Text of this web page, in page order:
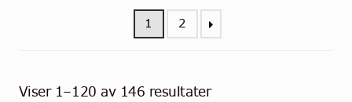
1 2
Viser 1–120 av 146 resultater